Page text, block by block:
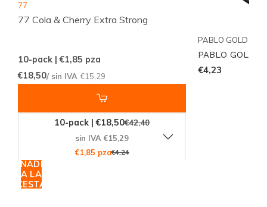
77
77 Cola & Cherry Extra Strong
10-pack | €1,85 pza
€18,50/ sin IVA €15,29
10-pack | €18,50€42,40
sin IVA €15,29
€1,85 pza€4,24
AÑADIR
A LA
CESTA
PABLO GOLD
PABLO GOLD
€4,23